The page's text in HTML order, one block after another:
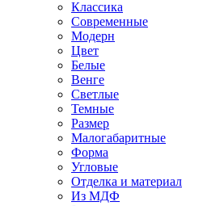
Классика
Современные
Модерн
Цвет
Белые
Венге
Светлые
Темные
Размер
Малогабаритные
Форма
Угловые
Отделка и материал
Из МДФ